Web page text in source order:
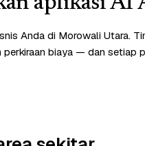
Anda di Morowali Utara.
perkiraan biaya — dan setiap